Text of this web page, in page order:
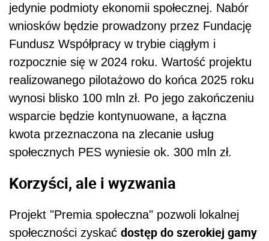
jedynie podmioty ekonomii społecznej. Nabór
wniosków będzie prowadzony przez Fundację
Fundusz Współpracy w trybie ciągłym i
rozpocznie się w 2024 roku. Wartość projektu
realizowanego pilotażowo do końca 2025 roku
wynosi blisko 100 mln zł. Po jego zakończeniu
wsparcie będzie kontynuowane, a łączna
kwota przeznaczona na zlecanie usług
społecznych PES wyniesie ok. 300 mln zł.
Korzyści, ale i wyzwania
Projekt "Premia społeczna" pozwoli lokalnej
społeczności zyskać dostęp do szerokiej gamy